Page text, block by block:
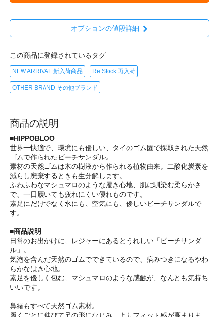
オプションの値段詳細
この商品に登録されているタグ
NEW ARRIVAL 新入荷商品 Re Stock 再入荷
OTHER BRAND その他ブランド
商品の説明
■HIPPOBLOO
世界一快適で、環境にも優しい、タイのゴム園で採取された天然
ゴムで作られたビーチサンダル。
素材の天然ゴムは木の樹液から作られる植物由来。二酸化炭素を
減らし廃棄するときも生分解します。
ふわふわなマシュマロのような履き心地、肌に馴染む柔らかさ
で、一日履いても疲れにくい優れものです。
素足にだけでなく水にも、空気にも、優しいビーチサンダルで
す。
■商品説明
日常のお出かけに、レジャーにあるとうれしい「ビーチサンダ
ル」。
気泡を含んだ天然のゴムでできているので、病みつきになるやわ
らかなはき心地。
素足を優しく包む、マシュマロのような感触が、なんとも気持ち
いいです。
鼻緒もすべて天然ゴム素材。
履くごとに伸びて足の形になじみ、よりフィット感が高まりま